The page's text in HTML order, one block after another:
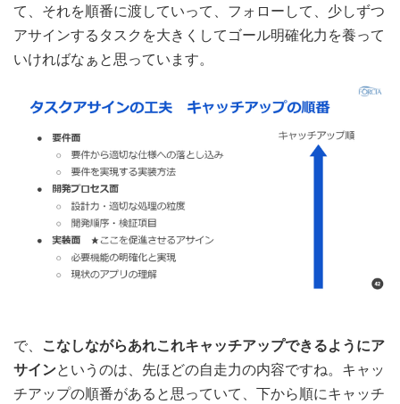
て、それを順番に渡していって、フォローして、少しずつ
アサインするタスクを大きくしてゴール明確化力を養って
いければなぁと思っています。
で、 こなしながらあれこれキャッチアップできるようにア
サインというのは、先ほどの自走力の内容ですね。キャッ
チアップの順番があると思っていて、下から順にキャッチ